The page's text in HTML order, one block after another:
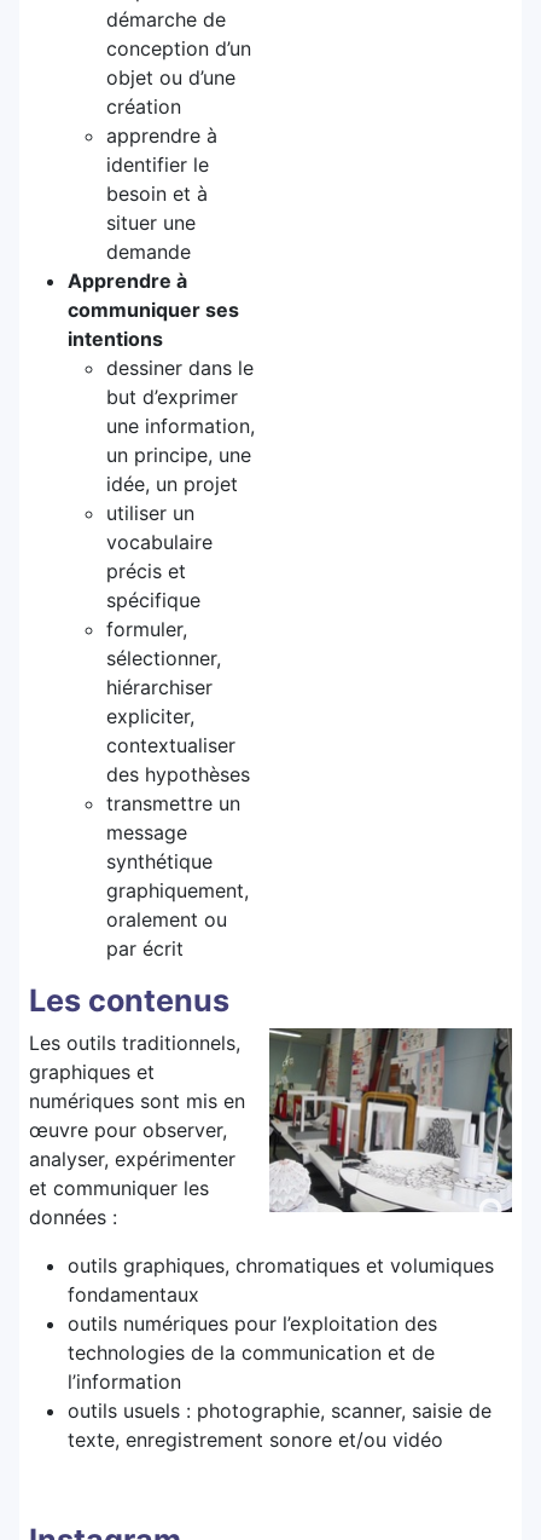
démarche de
conception d’un
objet ou d’une
création
apprendre à
identifier le
besoin et à
situer une
demande
Apprendre à
communiquer ses
intentions
dessiner dans le
but d’exprimer
une information,
un principe, une
idée, un projet
utiliser un
vocabulaire
précis et
spécifique
formuler,
sélectionner,
hiérarchiser
expliciter,
contextualiser
des hypothèses
transmettre un
message
synthétique
graphiquement,
oralement ou
par écrit
Les contenus
Les outils traditionnels,
graphiques et
numériques sont mis en
œuvre pour observer,
analyser, expérimenter
et communiquer les
données :
outils graphiques, chromatiques et volumiques
fondamentaux
outils numériques pour l’exploitation des
technologies de la communication et de
l’information
outils usuels : photographie, scanner, saisie de
texte, enregistrement sonore et/ou vidéo